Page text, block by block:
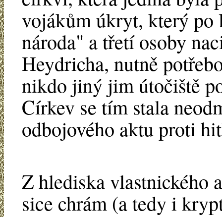
vojákům úkryt, který po
národa" a třetí osoby
Heydricha, nutně
nikdo jiný jim útočiště
Církev se tím stala
odbojového aktu proti
Z hlediska vlastnického
sice chrám (a tedy i